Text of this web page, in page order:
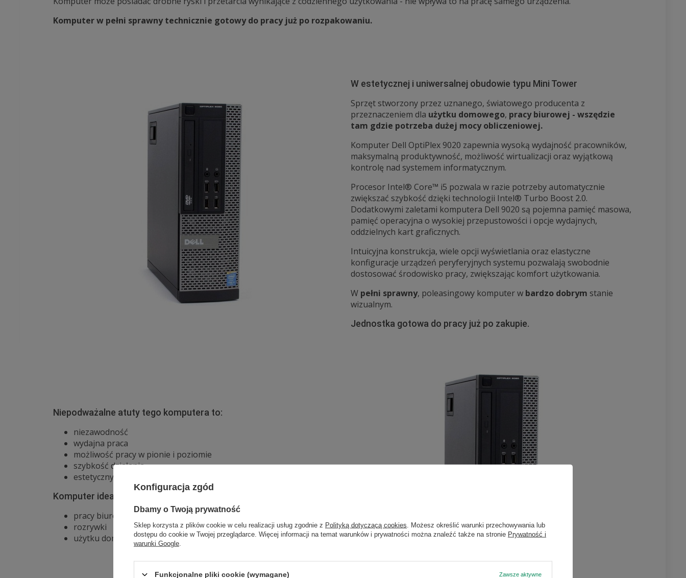
Komputer w pełni sprawny technicznie gotowy do pracy już po rozpakowaniu.
W estetycznej i uniwersalnej obudowie typu Mini Tower
Sprzęt stworzony przez uznanego, światowego producenta z
przeznaczeniem dla użytku domowego, pracy biurowej - wszędzie
tam gdzie potrzeba dużej mocy obliczeniowej.
Komputer Dell OptiPlex 9020 zapewnia wysoką wydajność pracowników,
maksymalną produktywność, możliwość wirtualizacji oraz wyjątkową
kontrolę nad systemem informatycznym.
Procesor Intel® Core™ i5 pozwala w razie potrzeby automatycznie
zwiększać szybkość dzięki technologii Intel® Turbo Boost 2.0.
Dodatkowymi zaletami komputera Dell 9020 są pojemna pamięć masowa,
pamięć operacyjna o wysokiej przepustowości i opcje wydajnych,
oddzielnych kart graficznych.
Intuicyjna konstrukcja, wiele opcji wyświetlania oraz elastyczne
konfiguracje urządzeń peryferyjnych systemu pozwalają swobodnie
dostosować środowisko pracy, zwiększając komfort użytkowania.
W pełni sprawny, poleasingowy komputer w bardzo dobrym stanie
wizualnym.
Jednostka gotowa do pracy już po zakupie.
Niepodważalne atuty tego komputera to:
niezawodność
wydajna praca
możliwość pracy w pionie i poziomie
szybkość działania
estetyczny wygląd
Komputer idealnie nada się do:
pracy biurowej
rozrywki
użytku domowego
Konfiguracja zgód
Dbamy o Twoją prywatność
Sklep korzysta z plików cookie w celu realizacji usług zgodnie z Polityką dotyczącą cookies . Możesz określić warunki przechowywania lub
dostępu do cookie w Twojej przeglądarce. Więcej informacji na temat warunków i prywatności można znaleźć także na stronie Prywatność i
warunki Google
Funkcjonalne pliki cookie (wymagane) Zawsze aktywne